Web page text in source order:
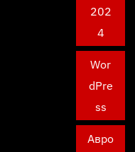
202
4
Wor
dPre
ss
Авро